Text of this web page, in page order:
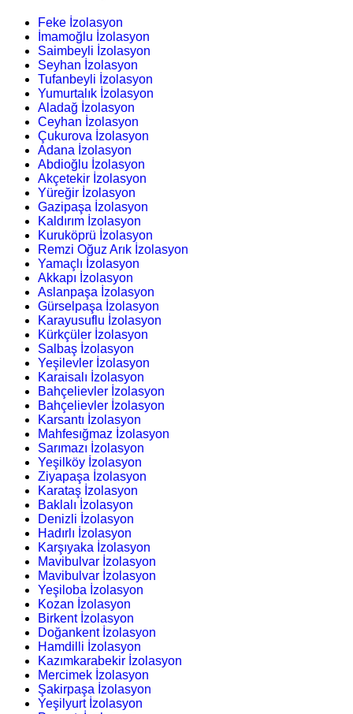
Feke İzolasyon
İmamoğlu İzolasyon
Saimbeyli İzolasyon
Seyhan İzolasyon
Tufanbeyli İzolasyon
Yumurtalık İzolasyon
Aladağ İzolasyon
Ceyhan İzolasyon
Çukurova İzolasyon
Adana İzolasyon
Abdioğlu İzolasyon
Akçetekir İzolasyon
Yüreğir İzolasyon
Gazipaşa İzolasyon
Kaldırım İzolasyon
Kuruköprü İzolasyon
Remzi Oğuz Arık İzolasyon
Yamaçlı İzolasyon
Akkapı İzolasyon
Aslanpaşa İzolasyon
Gürselpaşa İzolasyon
Karayusuflu İzolasyon
Kürkçüler İzolasyon
Salbaş İzolasyon
Yeşilevler İzolasyon
Karaisalı İzolasyon
Bahçelievler İzolasyon
Bahçelievler İzolasyon
Karsantı İzolasyon
Mahfesığmaz İzolasyon
Sarımazı İzolasyon
Yeşilköy İzolasyon
Ziyapaşa İzolasyon
Karataş İzolasyon
Baklalı İzolasyon
Denizli İzolasyon
Hadırlı İzolasyon
Karşıyaka İzolasyon
Mavibulvar İzolasyon
Mavibulvar İzolasyon
Yeşiloba İzolasyon
Kozan İzolasyon
Birkent İzolasyon
Doğankent İzolasyon
Hamdilli İzolasyon
Kazımkarabekir İzolasyon
Mercimek İzolasyon
Şakirpaşa İzolasyon
Yeşilyurt İzolasyon